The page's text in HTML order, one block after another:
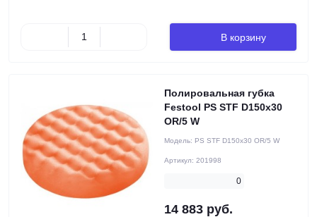
В корзину
Полировальная губка
Festool PS STF D150x30
OR/5 W
Модель: PS STF D150x30 OR/5 W
Артикул: 201998
0
14 883 руб.